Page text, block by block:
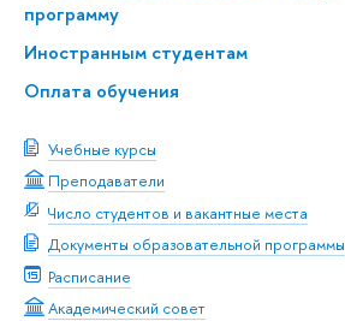
программу
Иностранным студентам
Оплата обучения
Учебные курсы
Преподаватели
Число студентов и вакантные места
Документы образовательной программы
Расписание
Академический совет